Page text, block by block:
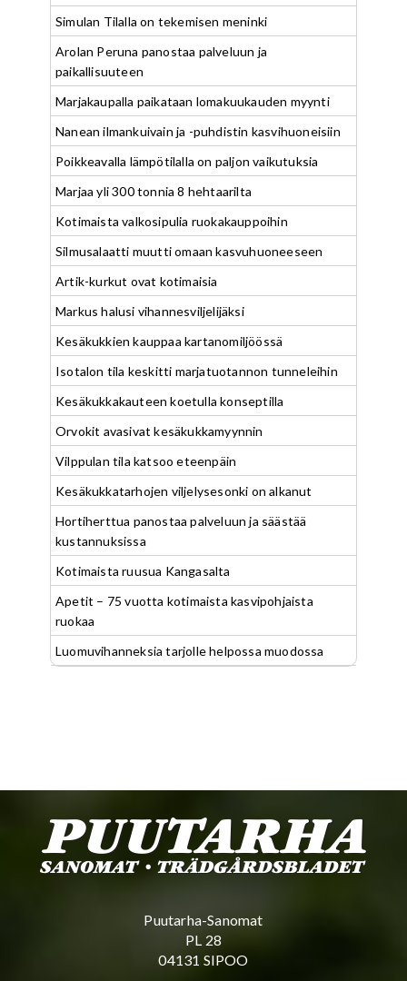
Simulan Tilalla on tekemisen meninki
Arolan Peruna panostaa palveluun ja
paikallisuuteen
Marjakaupalla paikataan lomakuukauden myynti
Nanean ilmankuivain ja -puhdistin kasvihuoneisiin
Poikkeavalla lämpötilalla on paljon vaikutuksia
Marjaa yli 300 tonnia 8 hehtaarilta
Kotimaista valkosipulia ruokakauppoihin
Silmusalaatti muutti omaan kasvuhuoneeseen
Artik-kurkut ovat kotimaisia
Markus halusi vihannesviljelijäksi
Kesäkukkien kauppaa kartanomiljöössä
Isotalon tila keskitti marjatuotannon tunneleihin
Kesäkukkakauteen koetulla konseptilla
Orvokit avasivat kesäkukkamyynnin
Vilppulan tila katsoo eteenpäin
Kesäkukkatarhojen viljelysesonki on alkanut
Hortiherttua panostaa palveluun ja säästää
kustannuksissa
Kotimaista ruusua Kangasalta
Apetit – 75 vuotta kotimaista kasvipohjaista
ruokaa
Luomuvihanneksia tarjolle helpossa muodossa
Puutarha-Sanomat
PL 28
04131 SIPOO